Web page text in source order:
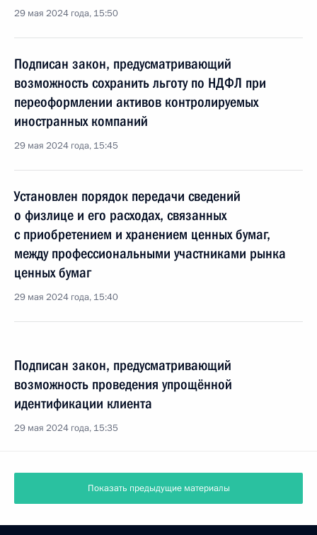
29 мая 2024 года, 15:50
Подписан закон, предусматривающий
возможность сохранить льготу по НДФЛ при
переоформлении активов контролируемых
иностранных компаний
29 мая 2024 года, 15:45
Установлен порядок передачи сведений
о физлице и его расходах, связанных
с приобретением и хранением ценных бумаг,
между профессиональными участниками рынка
ценных бумаг
29 мая 2024 года, 15:40
Подписан закон, предусматривающий
возможность проведения упрощённой
идентификации клиента
29 мая 2024 года, 15:35
Показать предыдущие материалы